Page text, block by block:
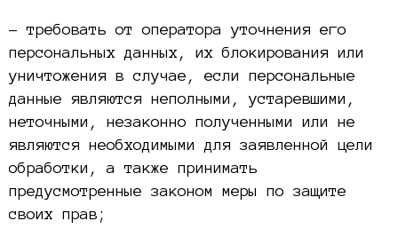
– требовать от оператора уточнения его
персональных данных, их блокирования или
уничтожения в случае, если персональные
данные являются неполными, устаревшими,
неточными, незаконно полученными или не
являются необходимыми для заявленной цели
обработки, а также принимать
предусмотренные законом меры по защите
своих прав;